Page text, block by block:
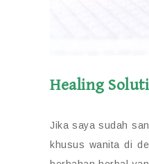
Healing
Jika saya sudah
khusus wanita di